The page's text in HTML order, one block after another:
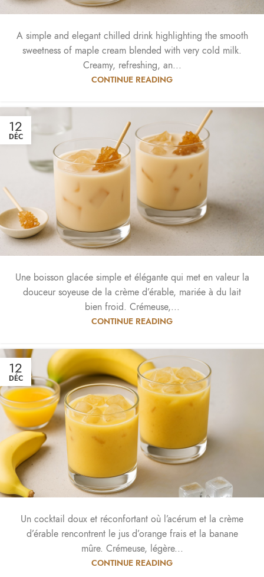
A simple and elegant chilled drink highlighting the smooth
sweetness of maple cream blended with very cold milk.
Creamy, refreshing, an...
CONTINUE READING
12
DÉC
Une boisson glacée simple et élégante qui met en valeur la
douceur soyeuse de la crème d’érable, mariée à du lait
bien froid. Crémeuse,...
CONTINUE READING
12
DÉC
Un cocktail doux et réconfortant où l’acérum et la crème
d’érable rencontrent le jus d’orange frais et la banane
mûre. Crémeuse, légère...
CONTINUE READING